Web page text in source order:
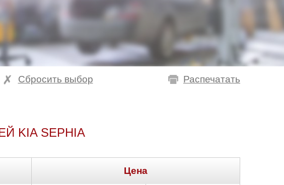
Распечатать
Сбросить выбор
KIA SEPHIA
Цена